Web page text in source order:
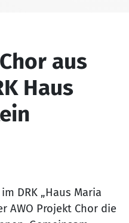
aus
Haus
DRK „Haus Maria
AWO Projekt Chor die